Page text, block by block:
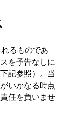
るものであ
を予告なしに
記参照）。当
いかなる時点
任を負いませ